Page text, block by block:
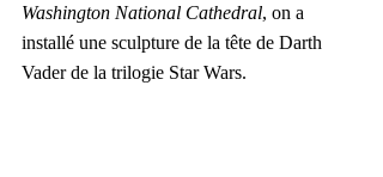
Washington National Cathedral, on a
installé une sculpture de la tête de Darth
Vader de la trilogie Star Wars.